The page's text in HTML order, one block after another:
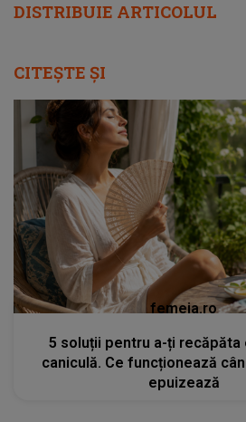
DISTRIBUIE ARTICOLUL
CITEȘTE ȘI
femeia.ro
5 soluții pentru a-ți recăpăta
caniculă. Ce funcționează
epuizează